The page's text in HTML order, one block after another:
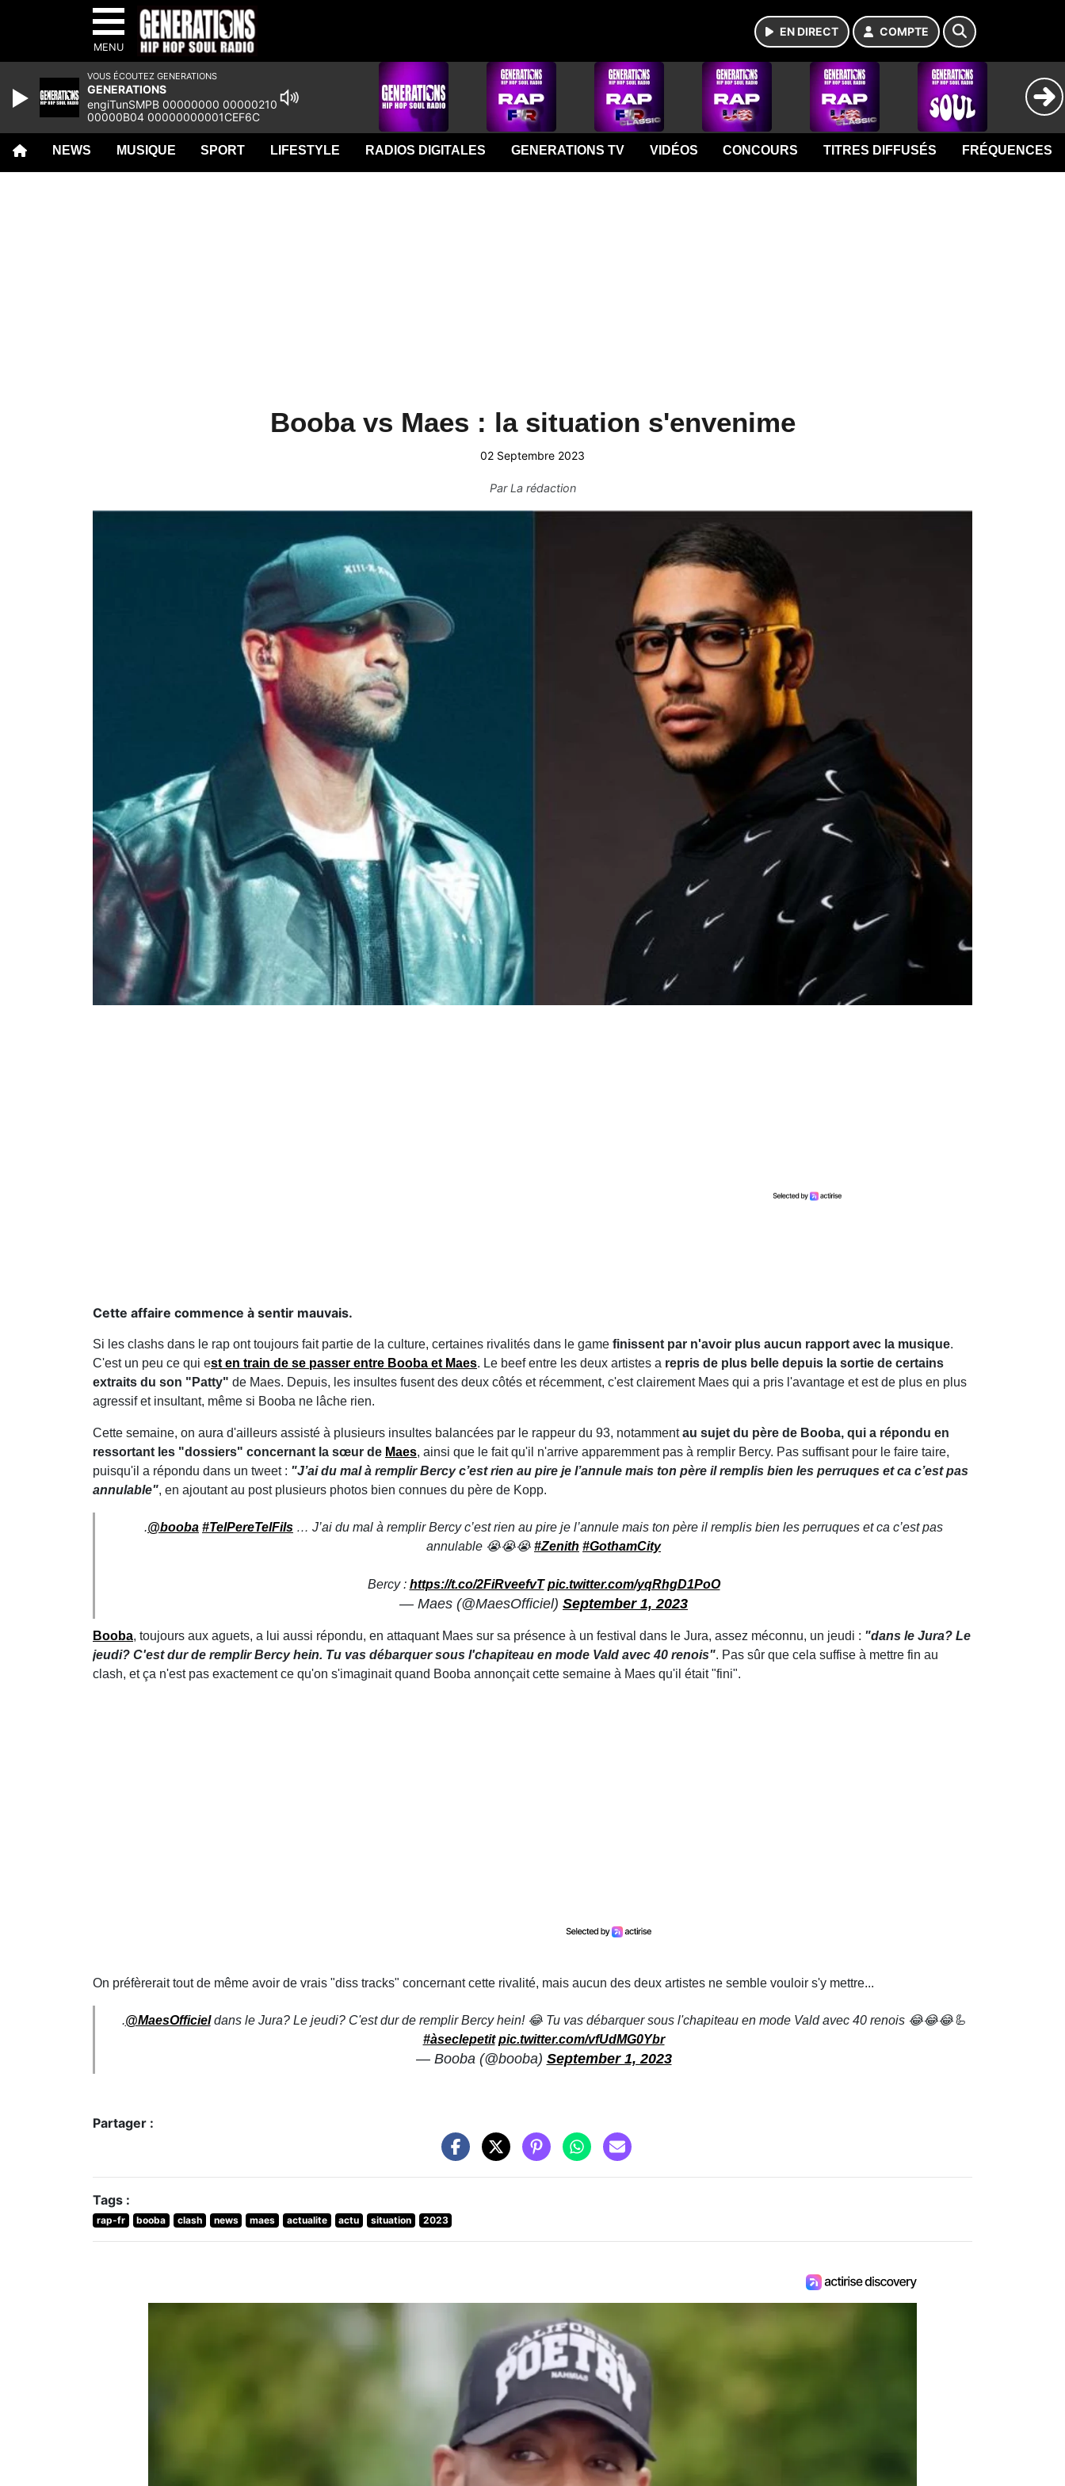
MENU
EN DIRECT COMPTE
NEWS MUSIQUE SPORT LIFESTYLE RADIOS DIGITALES GENERATIONS TV VIDÉOS CONCOURS TITRES DIFFUSÉS FRÉQUENCES
Booba vs Maes : la situation s'envenime
02 Septembre 2023
ParLa rédaction
Cette affaire commence à sentir mauvais.
Si les clashs dans le rap ont toujours fait partie de la culture, certaines rivalités dans le game finissent par n'avoir plus aucun rapport avec la musique.
C'est un peu ce qui est en train de se passer entre Booba et Maes. Le beef entre les deux artistes a repris de plus belle depuis la sortie de certains
extraits du son "Patty" de Maes. Depuis, les insultes fusent des deux côtés et récemment, c'est clairement Maes qui a pris l'avantage et est de plus en plus
agressif et insultant, même si Booba ne lâche rien.
Cette semaine, on aura d'ailleurs assisté à plusieurs insultes balancées par le rappeur du 93, notammentau sujet du père de Booba, qui a répondu en
ressortant les "dossiers" concernant la sœur de Maes, ainsi que le fait qu'il n'arrive apparemment pas à remplir Bercy. Pas suffisant pour le faire taire,
puisqu'il a répondu dans un tweet : "J’ai du mal à remplir Bercy c’est rien au pire je l’annule mais ton père il remplis bien les perruques et ca c’est pas
annulable", en ajoutant au post plusieurs photos bien connues du père de Kopp.
.@booba #TelPereTelFils … J’ai du mal à remplir Bercy c’est rien au pire je l’annule mais ton père il remplis bien les perruques et ca c’est pas
annulable 😭😭😭 #Zenith #GothamCity
Bercy : https://t.co/2FiRveefvT pic.twitter.com/yqRhgD1PoO
— Maes (@MaesOfficiel) September 1, 2023
Booba, toujours aux aguets, a lui aussi répondu, en attaquant Maes sur sa présence à un festival dans le Jura, assez méconnu, un jeudi : "dans le Jura? Le
jeudi? C'est dur de remplir Bercy hein. Tu vas débarquer sous l'chapiteau en mode Vald avec 40 renois". Pas sûr que cela suffise à mettre fin au
clash, et ça n'est pas exactement ce qu'on s'imaginait quand Booba annonçait cette semaine à Maes qu'il était "fini".
On préfèrerait tout de même avoir de vrais "diss tracks" concernant cette rivalité, mais aucun des deux artistes ne semble vouloir s'y mettre...
.@MaesOfficieldans le Jura? Le jeudi? C'est dur de remplir Bercy hein! 😂 Tu vas débarquer sous l'chapiteau en mode Vald avec 40 renois 😂😂😂🦾
#àseclepetit pic.twitter.com/vfUdMG0Ybr
— Booba (@booba) September 1, 2023
Partager :
Tags :
rap-fr booba clash news maes actualite actu situation 2023
VOUS ÉCOUTEZ GENERATIONS
GENERATIONS
engiTunSMPB 00000000 00000210
00000B04 00000000001CEF6C
00000000 00000000 00000000
00000000 00000000